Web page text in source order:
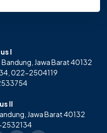
I
Jawa Barat 40132
022-2504119
II
Jawa Barat 40132